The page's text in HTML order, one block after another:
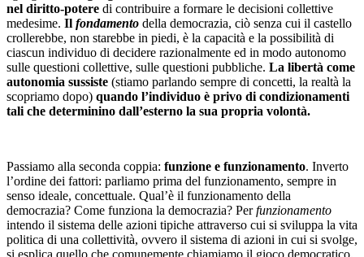
nel diritto-potere di contribuire a formare le decisioni collettive
medesime. Il fondamento della democrazia, ciò senza cui il castello
crollerebbe, non starebbe in piedi, è la capacità e la possibilità di
ciascun individuo di decidere razionalmente ed in modo autonomo
sulle questioni collettive, sulle questioni pubbliche. La libertà come
autonomia sussiste (stiamo parlando sempre di concetti, la realtà la
scopriamo dopo) quando l’individuo è privo di condizionamenti
tali che determinino dall’esterno la sua propria volontà.
Passiamo alla seconda coppia: funzione e funzionamento. Inverto
l’ordine dei fattori: parliamo prima del funzionamento, sempre in
senso ideale, concettuale. Qual’è il funzionamento della
democrazia? Come funziona la democrazia? Perfunzionamento
intendo il sistema delle azioni tipiche attraverso cui si sviluppa la vita
politica di una collettività, ovvero il sistema di azioni in cui si svolge,
si esplica quello che comunemente chiamiamo il gioco democratico.